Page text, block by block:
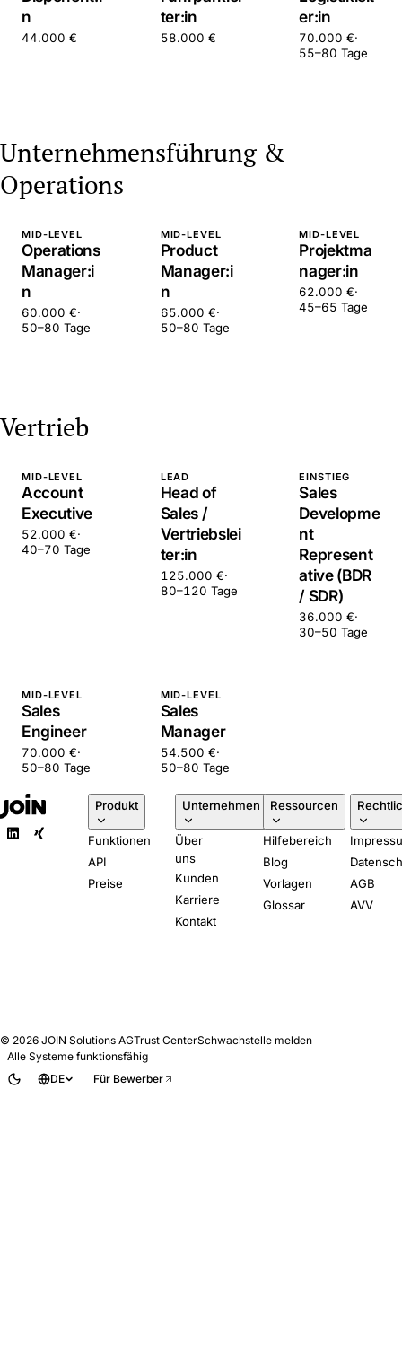
n
44.000 €
ter:in
58.000 €
er:in
70.000 €·
55–80 Tage
Unternehmensführung &
Operations
MID-LEVEL
Operations
Manager:i
n
60.000 €·
50–80 Tage
MID-LEVEL
Product
Manager:i
n
65.000 €·
50–80 Tage
MID-LEVEL
Projektma
nager:in
62.000 €·
45–65 Tage
Vertrieb
MID-LEVEL
Account
Executive
52.000 €·
40–70 Tage
LEAD
Head of
Sales /
Vertriebslei
ter:in
125.000 €·
80–120 Tage
EINSTIEG
Sales
Developme
nt
Represent
ative (BDR
/ SDR)
36.000 €·
30–50 Tage
MID-LEVEL
Sales
Engineer
70.000 €·
50–80 Tage
MID-LEVEL
Sales
Manager
54.500 €·
50–80 Tage
Produkt
Funktionen
API
Preise
Unternehmen
Über
uns
Kunden
Karriere
Kontakt
Ressourcen
Hilfebereich
Blog
Vorlagen
Glossar
AGB
AVV
© 2026 JOIN Solutions AGTrust CenterSchwachstelle melden
Alle Systeme funktionsfähig
DE
Für Bewerber